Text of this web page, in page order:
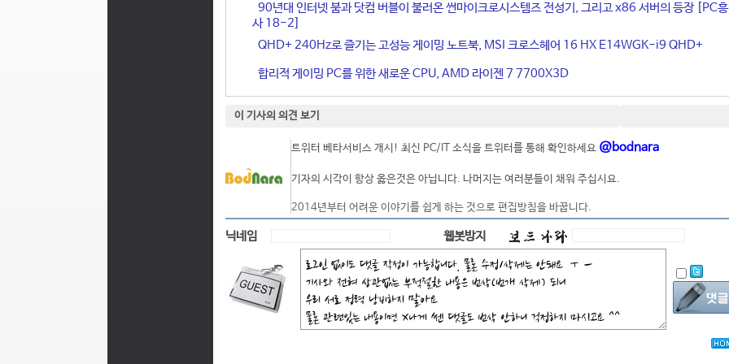
90년대 인터넷 붐과 닷컴 버블이 불러온 썬마이크로시스템즈 전성기, 그리고 x86 서버의 등장 [PC
사 18-2]
QHD+ 240Hz로 즐기는 고성능 게이밍 노트북, MSI 크로스헤어 16 HX E14WGK-i9 QHD+
합리적 게이밍 PC를 위한 새로운 CPU, AMD 라이젠 7 7700X3D
이 기사의 의견 보기
트위터 베타서비스 개시! 최신 PC/IT 소식을 트위터를 통해 확인하세요 @bodnara
기자의 시각이 항상 옳은것은 아닙니다. 나머지는 여러분들이 채워 주십시요.
2014년부터 어려운 이야기를 쉽게 하는 것으로 편집방침을 바꿉니다.
닉네임 웹봇방지